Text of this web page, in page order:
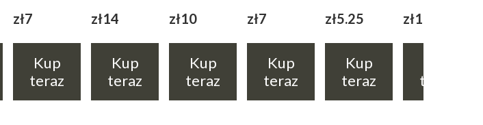
zł7
Kup
teraz
zł14
Kup
teraz
zł10
Kup
teraz
zł7
Kup
teraz
zł5.25
Kup
teraz
zł11
teraz